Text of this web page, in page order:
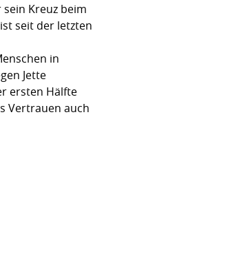
Kreuz beim
seit der letzten
in
Jette
ersten Hälfte
Vertrauen auch